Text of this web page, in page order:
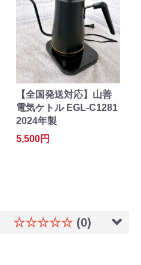
【全国発送対応】山善
電気ケトル EGL-C1281
2024年製
5,500円
☆☆☆☆☆ (0)